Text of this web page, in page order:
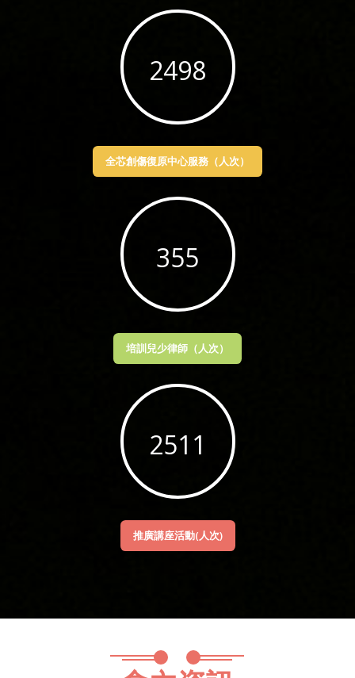
4129
全芯創傷復原中心服務（人次）
587
培訓兒少律師（人次）
4151
推廣講座活動(人次)